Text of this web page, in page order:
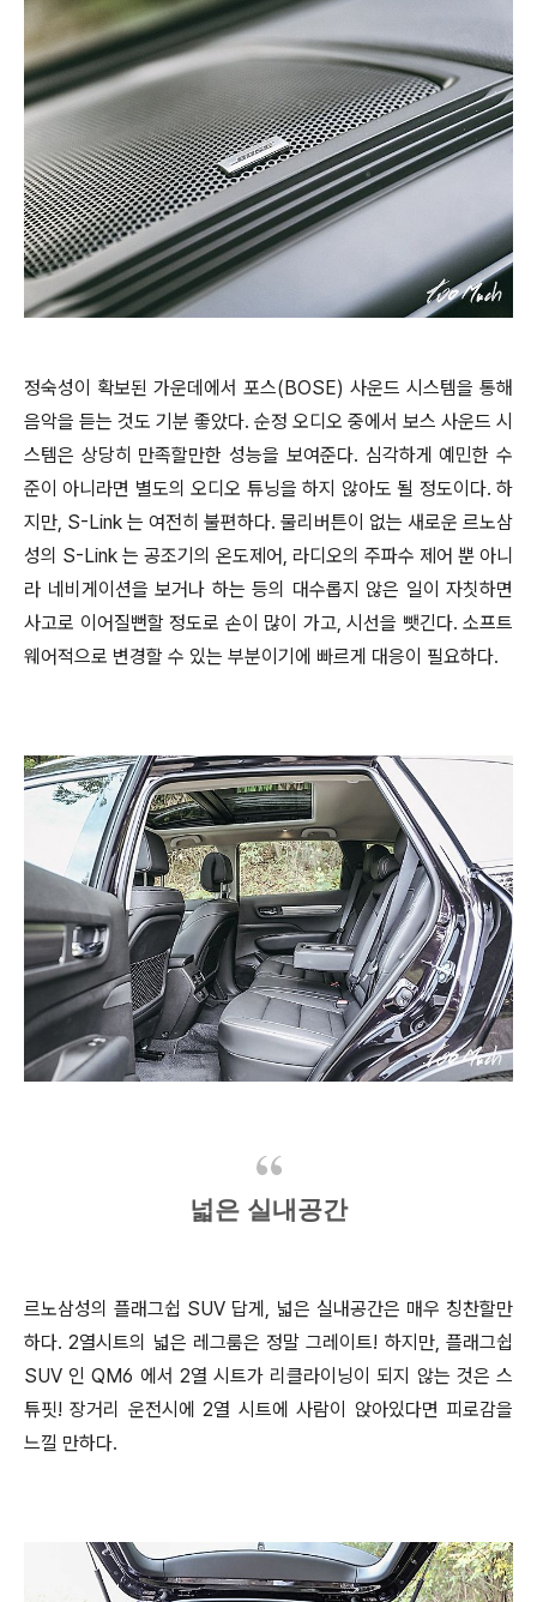
정숙성이 확보된 가운데에서 포스(BOSE) 사운드 시스템을 통해
음악을 듣는 것도 기분 좋았다. 순정 오디오 중에서 보스 사운드 시
스템은 상당히 만족할만한 성능을 보여준다. 심각하게 예민한 수
준이 아니라면 별도의 오디오 튜닝을 하지 않아도 될 정도이다. 하
지만, S-Link 는 여전히 불편하다. 물리버튼이 없는 새로운 르노삼
성의 S-Link 는 공조기의 온도제어, 라디오의 주파수 제어 뿐 아니
라 네비게이션을 보거나 하는 등의 대수롭지 않은 일이 자칫하면
사고로 이어질뻔할 정도로 손이 많이 가고, 시선을 뺏긴다. 소프트
웨어적으로 변경할 수 있는 부분이기에 빠르게 대응이 필요하다.
넓은 실내공간
르노삼성의 플래그쉽 SUV 답게, 넓은 실내공간은 매우 칭찬할만
하다. 2열시트의 넓은 레그룸은 정말 그레이트! 하지만, 플래그쉽
SUV 인 QM6 에서 2열 시트가 리클라이닝이 되지 않는 것은 스
튜핏! 장거리 운전시에 2열 시트에 사람이 앉아있다면 피로감을
느낄 만하다.